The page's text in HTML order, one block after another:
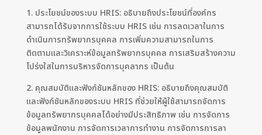
1. ประโยชน์ของระบบ HRIS: อธิบายถึงประโยชน์ที่องค์กร
สามารถได้รับจากการใช้ระบบ HRIS เช่น การลดเวลาในการ
ดำเนินการทรัพยากรบุคคล การเพิ่มความสามารถในการ
ติดตามและวิเคราะห์ข้อมูลทรัพยากรบุคคล การเสริมสร้างความ
โปร่งใสในการบริหารจัดการบุคลากร เป็นต้น
2. คุณสมบัติและฟังก์ชันหลักของ HRIS: อธิบายถึงคุณสมบัติ
และฟังก์ชันหลักของระบบ HRIS ที่ช่วยให้ผู้ใช้สามารถจัดการ
ข้อมูลทรัพยากรบุคคลได้อย่างมีประสิทธิภาพ เช่น การจัดการ
ข้อมูลพนักงาน การจัดการเวลาการทำงาน การจัดการการลา